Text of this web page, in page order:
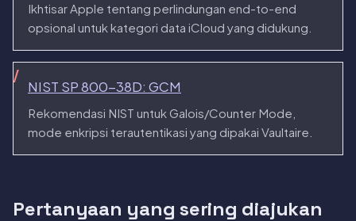
Ikhtisar Apple tentang perlindungan end-to-end
opsional untuk kategori data iCloud yang didukung.
NIST SP 800-38D: GCM
Rekomendasi NIST untuk Galois/Counter Mode,
mode enkripsi terautentikasi yang dipakai Vaultaire.
Pertanyaan yang sering diajukan